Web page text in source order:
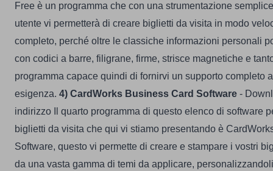
Free è un programma che con una strumentazione
utente vi permetterà di creare biglietti da visita in modo
completo, perché oltre le classiche informazioni personali
con codici a barre, filigrane, firme, strisce magnetiche e
programma capace quindi di fornirvi un supporto completo
esigenza. 4) CardWorks Business Card Software -
indirizzo
Il quarto programma di questo elenco di software
biglietti da visita che qui vi stiamo presentando è
Software, questo vi permette di creare e stampare i vostri
da una vasta gamma di temi da applicare,